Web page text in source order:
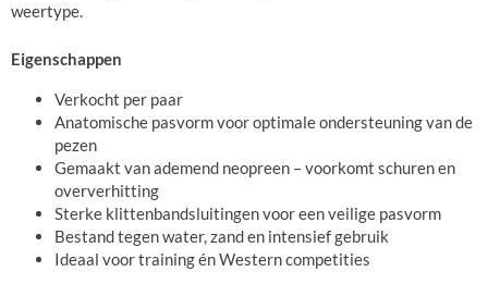
weertype.
Eigenschappen
Verkocht per paar
Anatomische pasvorm voor optimale ondersteuning van de
pezen
Gemaakt van ademend neopreen – voorkomt schuren en
oververhitting
Sterke klittenbandsluitingen voor een veilige pasvorm
Bestand tegen water, zand en intensief gebruik
Ideaal voor training én Western competities